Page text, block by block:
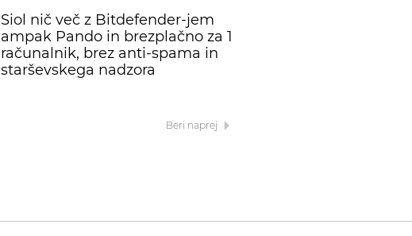
Siol nič več z Bitdefender-jem
ampak Pando in brezplačno za 1
računalnik, brez anti-spama in
starševskega nadzora
Beri naprej